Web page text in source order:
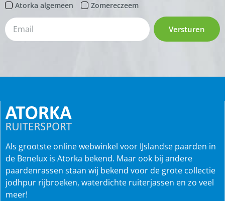
Atorka algemeen Zomereczeem
Versturen
Als grootste online webwinkel voor IJslandse paarden in
de Benelux is Atorka bekend. Maar ook bij andere
paardenrassen staan wij bekend voor de grote collectie
jodhpur rijbroeken, waterdichte ruiterjassen en zo veel
meer!